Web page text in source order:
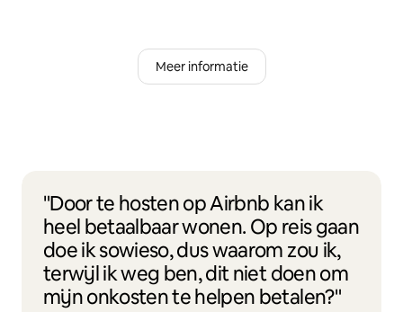
Meer informatie
"Door te hosten op Airbnb kan ik
heel betaalbaar wonen. Op reis gaan
doe ik sowieso, dus waarom zou ik,
terwijl ik weg ben, dit niet doen om
mijn onkosten te helpen betalen?"